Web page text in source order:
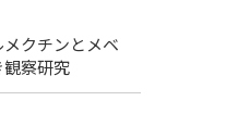
クチンとメベ
察研究